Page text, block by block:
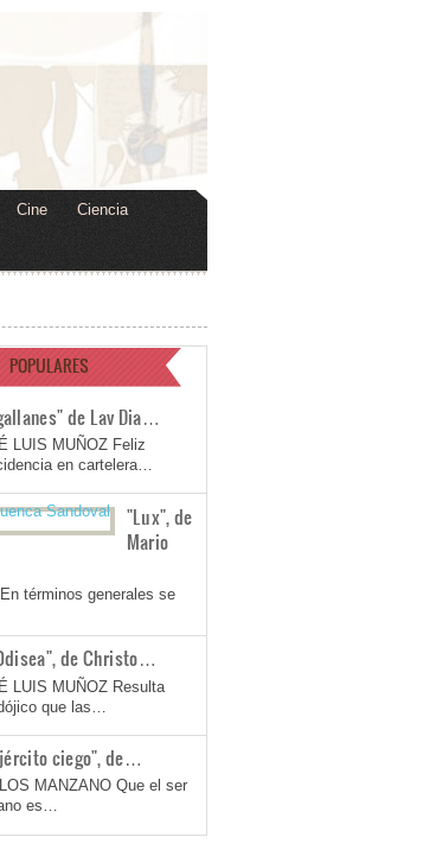
Cine Ciencia
POPULARES
de Lav Dia…
LUIS MUÑOZ Feliz
en cartelera…
"Lux", de
Mario
términos generales se
de Christo…
LUIS MUÑOZ Resulta
que las…
ciego", de…
MANZANO Que el ser
es…